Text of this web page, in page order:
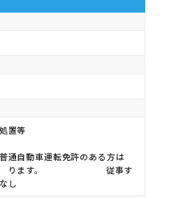
理、医療処置等
運転免許のある方は
があ ります。 従事す
し